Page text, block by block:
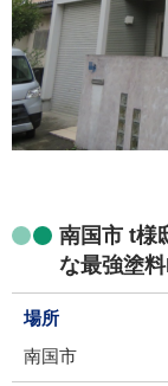
南国市 t様
な最強塗
場所
南国市